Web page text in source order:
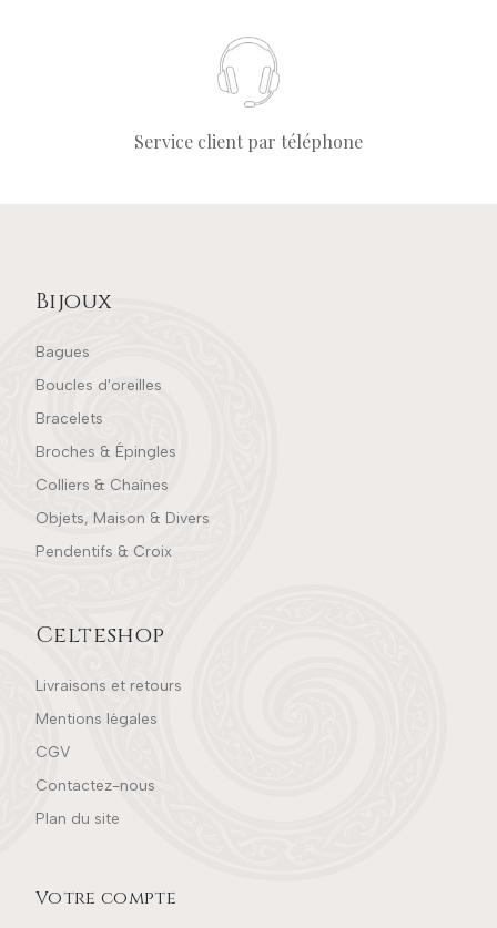
Service client par téléphone
Bijoux
Bagues
Boucles d'oreilles
Bracelets
Broches & Épingles
Colliers & Chaînes
Objets, Maison & Divers
Pendentifs & Croix
Celteshop
Livraisons et retours
Mentions légales
CGV
Contactez-nous
Plan du site
Votre compte